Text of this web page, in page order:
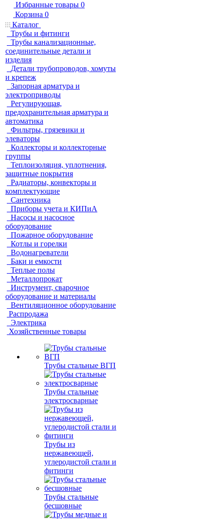
Избранные товары 0
Корзина 0
Каталог
Трубы и фитинги
Трубы канализационные,
соединительные детали и
изделия
Детали трубопроводов, хомуты
и крепеж
Запорная арматура и
электроприводы
Регулирующая,
предохранительная арматура и
автоматика
Фильтры, грязевики и
элеваторы
Коллекторы и коллекторные
группы
Теплоизоляция, уплотнения,
защитные покрытия
Радиаторы, конвекторы и
комплектующие
Сантехника
Приборы учета и КИПиА
Насосы и насосное
оборудование
Пожарное оборудование
Котлы и горелки
Водонагреватели
Баки и емкости
Теплые полы
Металлопрокат
Инструмент, сварочное
оборудование и материалы
Вентиляционное оборудование
Распродажа
Электрика
Хозяйственные товары
Трубы стальные ВГП
Трубы стальные
электросварные
Трубы из
нержавеющей,
углеродистой стали и
фитинги
Трубы стальные
бесшовные